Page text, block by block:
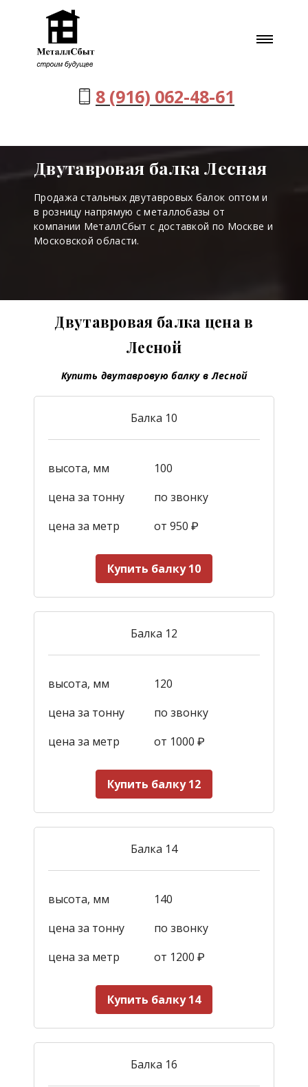
8 (916) 062-48-61
Двутавровая балка Лесная
Продажа стальных двутавровых балок оптом и
в розницу напрямую с металлобазы от
компании МеталлСбыт с доставкой по Москве и
Московской области.
Двутавровая балка цена в
Лесной
Купить двутавровую балку в Лесной
Балка 10
высота, мм
100
цена за тонну
по звонку
цена за метр
от 950 ₽
Купить балку 10
Балка 12
высота, мм
120
цена за тонну
по звонку
цена за метр
от 1000 ₽
Купить балку 12
Балка 14
высота, мм
140
цена за тонну
по звонку
цена за метр
от 1200 ₽
Купить балку 14
Балка 16